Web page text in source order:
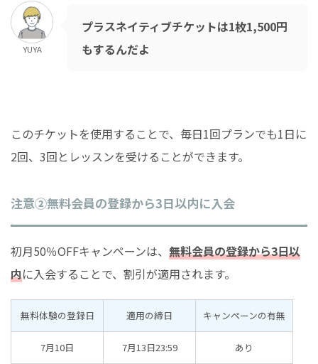
YUYA
プラスネイティブチケットは1枚1,500円
もするんだよ
このチケットを使用することで、毎日1回プランでも1日に
2回、3回とレッスンを受けることができます。
注意②無料会員の登録から3日以内に入会
初月50％OFFキャンペーンは、 無料会員の登録から3日以
内に入会することで、割引が適用されます。
無料体験の登録日 適用の締日 キャンペーンの有無
7月10日 7月13日23:59 あり